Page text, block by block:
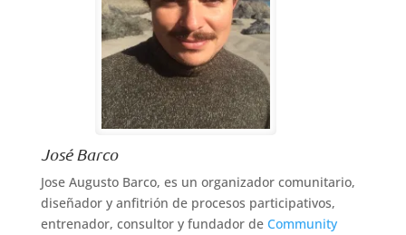
José Barco
Jose Augusto Barco, es un organizador comunitario,
diseñador y anfitrión de procesos participativos,
entrenador, consultor y fundador de Community